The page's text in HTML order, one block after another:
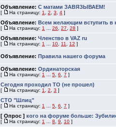
Объявление: С матами ЗАВЯЗЫВАЕМ!
[ На страницу: 1 2 3 4 ]
Объявление: Всем желающим вступить в
[ На страницу: 1 26 27 28 ]
Объявление: Членство в VAZ ru
[ На страницу: 1 10 11 12 ]
Объявление: Правила нашего форума
Объявление: Ординаторская
[ На страницу: 1 5 6 7 ]
Сегодня проходил ТО (не прошел)
[ На страницу: 1 2 3 ]
СТО "Шлиц"
[ На страницу: 1 5 6 7 ]
[ Опрос ] кого на форуме больше:
[ На страницу: 1 8 9 10 ]